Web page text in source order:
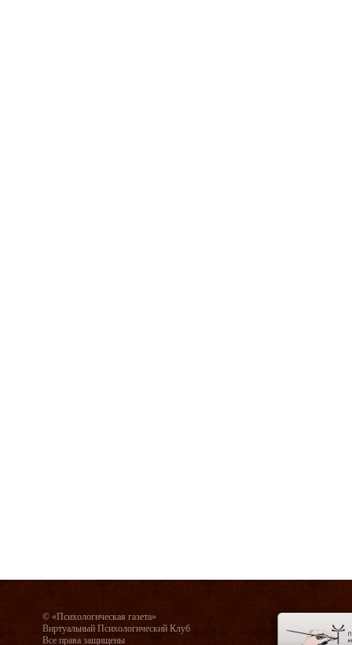
© «Психологическая газета»
Виртуальный Психологический Клуб
Все права защищены